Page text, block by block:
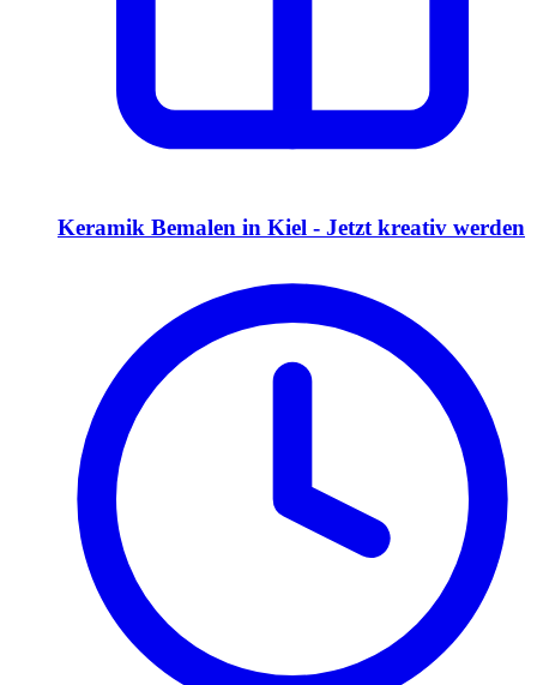
Keramik Bemalen in Kiel - Jetzt kreativ werden